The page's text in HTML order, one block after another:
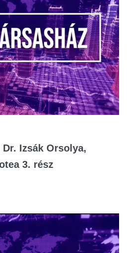
Izsák Orsolya,
3. rész